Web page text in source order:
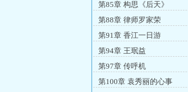
第85章 构思《后天》
第88章 律师罗家荣
第91章 香江一日游
第94章 王珉益
第97章 传呼机
第100章 袁秀丽的心事